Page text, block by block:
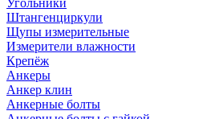
Угольники
Штангенциркули
Щупы измерительные
Измерители влажности
Крепёж
Анкеры
Анкер клин
Анкерные болты